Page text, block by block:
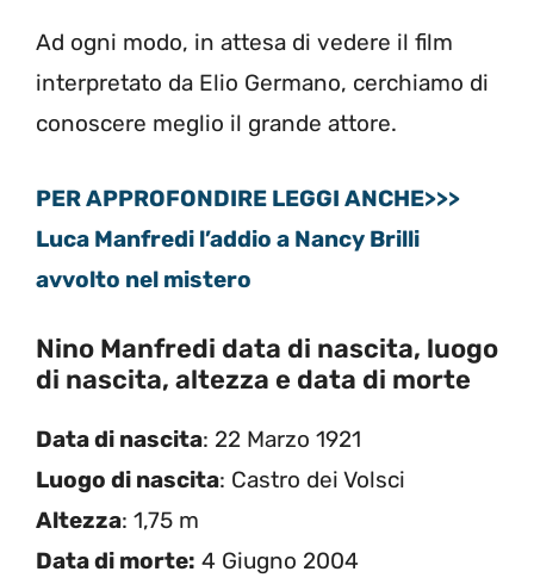
Ad ogni modo, in attesa di vedere il film
interpretato da Elio Germano, cerchiamo di
conoscere meglio il grande attore.
PER APPROFONDIRE LEGGI ANCHE>>>
Luca Manfredi l’addio a Nancy Brilli
avvolto nel mistero
Nino Manfredi data di nascita, luogo
di nascita, altezza e data di morte
Data di nascita: 22 Marzo 1921
Luogo di nascita: Castro dei Volsci
Altezza: 1,75 m
Data di morte: 4 Giugno 2004